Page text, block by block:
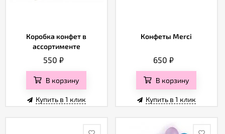
Коробка конфет в
ассортименте
550 ₽
В корзину
Купить в 1 клик
Конфеты Merci
650 ₽
В корзину
Купить в 1 клик